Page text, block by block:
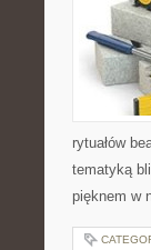
rytuałów
tematyką
pięknem w